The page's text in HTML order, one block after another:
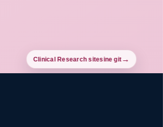
Clinical Research sitesine git